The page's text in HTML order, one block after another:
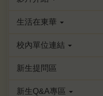
生活在東華
校內單位連結
新生提問區
新生Q&A專區